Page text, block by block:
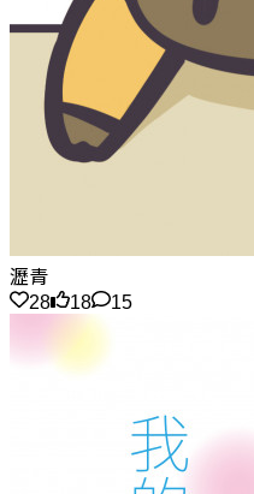
瀝青
28
18 15